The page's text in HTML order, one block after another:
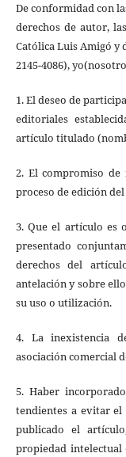
De conformidad con
derechos de autor,
Católica Luis Amigó y
2145-4086),
1. El deseo de
editoriales
artículo titulado
2. El compromiso
proceso de edición
3. Que el artículo es
presentado
derechos del
antelación y sobre
su uso o utilización.
4. La inexistencia
asociación comercial
5. Haber
tendientes a evitar el
publicado el
propiedad intelectual